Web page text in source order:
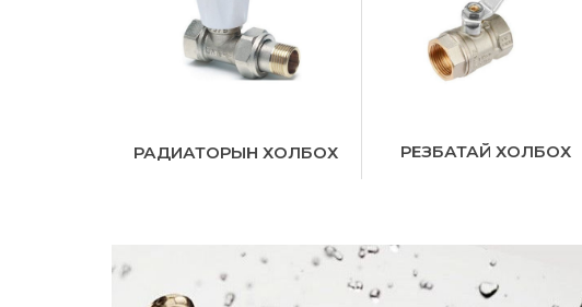
РАДИАТОРЫН ХОЛБОХ РЕЗБАТАЙ ХОЛБОХ